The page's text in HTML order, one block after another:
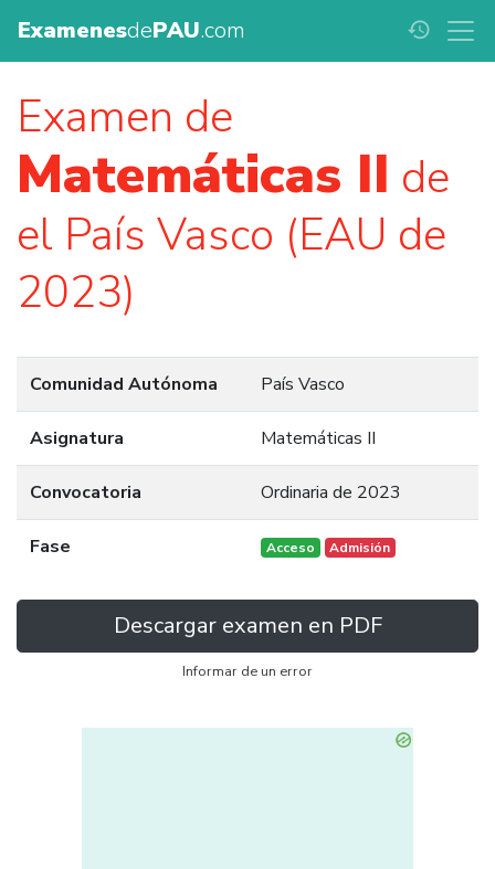
ExamenesdePAU.com history
Examen de
Matemáticas II de
el País Vasco (EAU de
2023)
Comunidad Autónoma País Vasco
Asignatura Matemáticas II
Convocatoria Ordinaria de 2023
Fase Acceso Admisión
Descargar examen en PDF
Informar de un error